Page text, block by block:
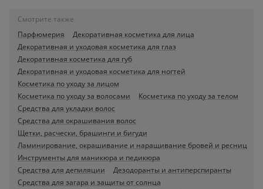
Смотрите также
Парфюмерия
Декоративная косметика для лица
Декоративная и уходовая косметика для глаз
Декоративная косметика для губ
Декоративная и уходовая косметика для ногтей
Косметика по уходу за лицом
Косметика по уходу за волосами
Косметика по уходу за телом
Средства для укладки волос
Средства для окрашивания волос
Щетки, расчески, брашинги и бигуди
Ламинирование, окрашивание и наращивание бровей и ресниц
Инструменты для маникюра и педикюра
Средства для депиляции
Дезодоранты и антиперспиранты
Средства для загара и защиты от солнца